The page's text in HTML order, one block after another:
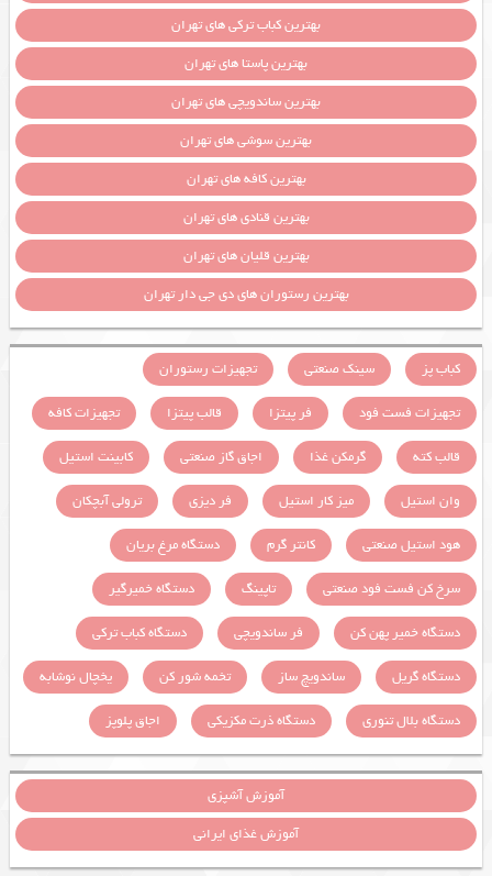
بهترین کباب ترکی های تهران
بهترین پاستا های تهران
بهترین ساندویچی های تهران
بهترین سوشی های تهران
بهترین کافه های تهران
بهترین قنادی های تهران
بهترین قلیان های تهران
بهترین رستوران های دی جی دار تهران
کباب پز سینک صنعتی
تجهیزات رستوران
تجهیزات فست فود
فر پیتزا قالب پیتزا
تجهیزات کافه
قالب کته
گرمکن غذا اجاق گاز صنعتی
کابینت استیل
وان استیل
میز کار استیل فر دیزی
ترولی آبچکان
هود استیل صنعتی
کانتر گرم
دستگاه مرغ بریان
سرخ کن فست فود صنعتی
تاپینگ
دستگاه خمیرگیر
دستگاه خمیر پهن کن
فر ساندویچی
دستگاه کباب ترکی
دستگاه گریل
ساندویچ ساز تخمه شور کن
یخچال نوشابه
دستگاه بلال تنوری
دستگاه ذرت مکزیکی اجاق پلوپز
آموزش آشپزی
آموزش غذای ایرانی